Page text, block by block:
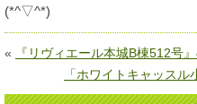
(*^▽^*)
«
『リヴィエール本城B棟512号
「ホワイトキャッス